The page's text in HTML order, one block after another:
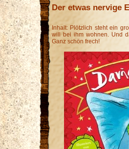
Der etwas nervige
Inhalt: Plötzlich steht ein
will bei ihm wohnen. Und
Ganz schön frech!